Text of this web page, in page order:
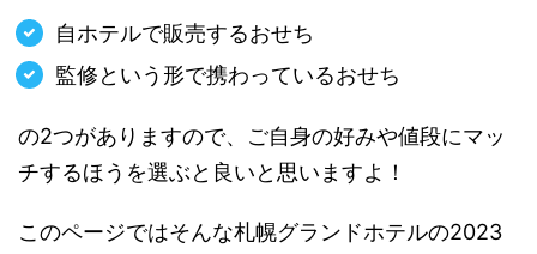
自ホテルで販売するおせち
監修という形で携わっているおせち
の2つがありますので、ご自身の好みや値段にマッ
チするほうを選ぶと良いと思いますよ！
このページではそんな札幌グランドホテルの2023